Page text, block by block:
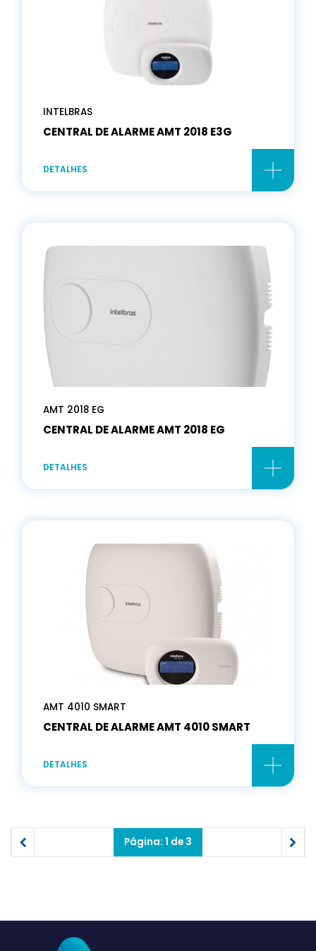
INTELBRAS
CENTRAL DE ALARME AMT 2018 E3G
DETALHES
AMT 2018 EG
CENTRAL DE ALARME AMT 2018 EG
DETALHES
AMT 4010 SMART
CENTRAL DE ALARME AMT 4010 SMART
DETALHES
Página: 1 de 3